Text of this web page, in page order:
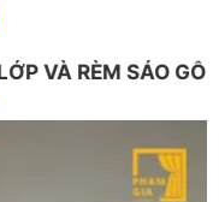
VÀ RÈM SÁO GỖ
BOULEVARD-
PARK, TP. HỒ